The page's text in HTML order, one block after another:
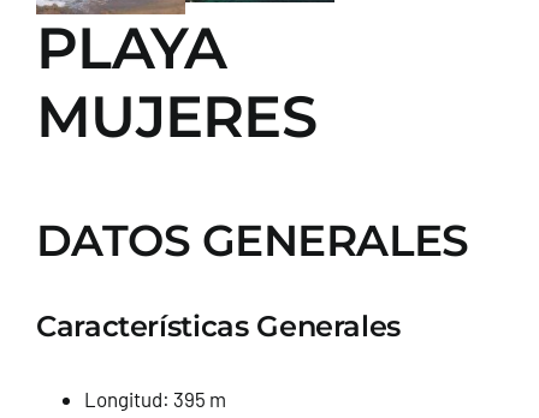
PLAYA
MUJERES
DATOS GENERALES
Características Generales
Longitud: 395 m